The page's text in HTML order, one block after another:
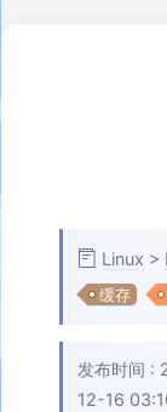
Linux >
缓存
发布时间 :
12-16